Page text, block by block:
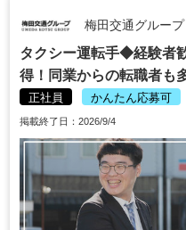
梅田交通グループ
タクシー運転手◆経験者
得！同業からの転職者も
正社員 かんたん応募可
掲載終了日：2026/9/4